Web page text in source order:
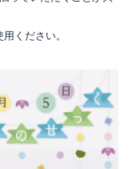
ください。